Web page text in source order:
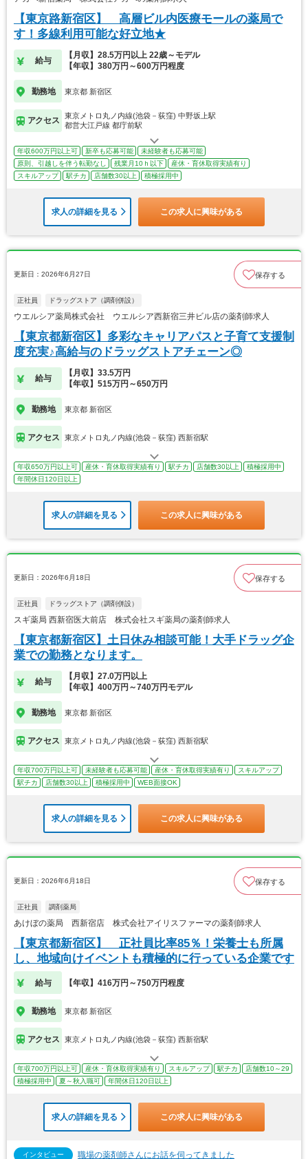
【東京路新宿区】 高層ビル内医療モールの薬局で
す！多線利用可能な好立地★
給与
【月収】28.5万円以上 22歳～モデル
【年収】380万円～600万円程度
勤務地 東京都 新宿区
アクセス
東京メトロ丸ノ内線(池袋－荻窪) 中野坂上駅
都営大江戸線 都庁前駅
年収600万円以上可 新卒も応募可能
未経験者も応募可能
原則、引越しを伴う転勤なし
残業月10ｈ以下
産休・育休取得実績有り
スキルアップ
駅チカ 店舗数30以上 積極採用中
求人の詳細を見る この求人に興味がある
更新日：2026年6月27日 保存する
正社員 ドラッグストア（調剤併設）
ウエルシア薬局株式会社 ウエルシア西新宿三井ビル店の薬剤師求人
【東京都新宿区】多彩なキャリアパスと子育て支援制
度充実♪高給与のドラッグストアチェーン◎
給与
【月収】33.5万円
【年収】515万円～650万円
勤務地 東京都 新宿区
アクセス 東京メトロ丸ノ内線(池袋－荻窪) 西新宿駅
年収650万円以上可 産休・育休取得実績有り 駅チカ 店舗数30以上
積極採用中
年間休日120日以上
求人の詳細を見る この求人に興味がある
更新日：2026年6月18日 保存する
正社員 ドラッグストア（調剤併設）
スギ薬局 西新宿医大前店 株式会社スギ薬局の薬剤師求人
【東京都新宿区】土日休み相談可能！大手ドラッグ企
業での勤務となります。
給与
【月収】27.0万円以上
【年収】400万円～740万円モデル
勤務地 東京都 新宿区
アクセス 東京メトロ丸ノ内線(池袋－荻窪) 西新宿駅
年収700万円以上可 未経験者も応募可能 産休・育休取得実績有り
スキルアップ
駅チカ
店舗数30以上 積極採用中 WEB面接OK
求人の詳細を見る この求人に興味がある
更新日：2026年6月18日 保存する
正社員 調剤薬局
あけぼの薬局 西新宿店 株式会社アイリスファーマの薬剤師求人
【東京都新宿区】 正社員比率85％！栄養士も所属
し、地域向けイベントも積極的に行っている企業です
給与 【年収】416万円～750万円程度
勤務地 東京都 新宿区
アクセス 東京メトロ丸ノ内線(池袋－荻窪) 西新宿駅
年収700万円以上可 産休・育休取得実績有り スキルアップ 駅チカ
店舗数10～29
積極採用中
夏～秋入職可 年間休日120日以上
求人の詳細を見る この求人に興味がある
インタビュー 職場の薬剤師さんにお話を伺ってきました